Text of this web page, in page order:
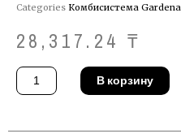
Categories Комбисистема Gardena
28,317.24 ₸
Количество
товара
Сучкорез
В корзину